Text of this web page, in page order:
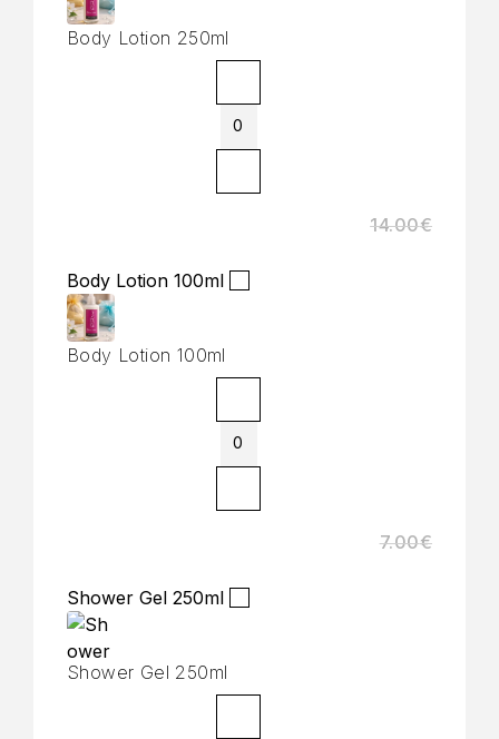
Body Lotion 250ml
14.00€
Body Lotion 100ml
Body Lotion 100ml
7.00€
Shower Gel 250ml
Shower Gel 250ml